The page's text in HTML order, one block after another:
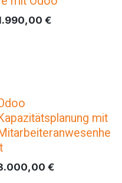
€
mit
€